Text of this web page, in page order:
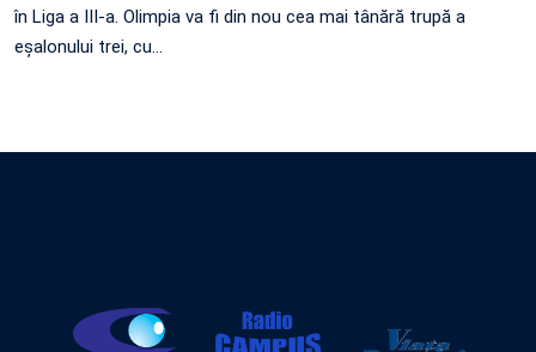
în Liga a III-a. Olimpia va fi din nou cea mai tânără trupă a
eșalonului trei, cu…